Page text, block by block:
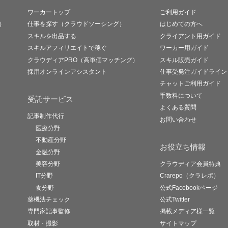
ワーカートップ
仕事を探す（クラウドソーシング）
スキルを出品する
スキルアフィリエイトで稼ぐ
クラウディアPRO（高単価マッチング）
採用オンラインアシスタント
受託サービス
記事制作代行
医療分野
不動産分野
金融分野
美容分野
IT分野
食分野
薬機法チェック
専門家記事監修
取材・撮影
ご利用ガイド
はじめての方へ
クライアント用ガイド
ワーカー用ガイド
スキル販売ガイド
仕事受発注ガイドライン
チャットご利用ガイド
手数料について
よくある質問
お問い合わせ
お役立ち情報
クラウディア会員特典
Crarepo（クラレポ）
公式Facebookページ
公式Twitter
掲載メディア様一覧
サイトマップ